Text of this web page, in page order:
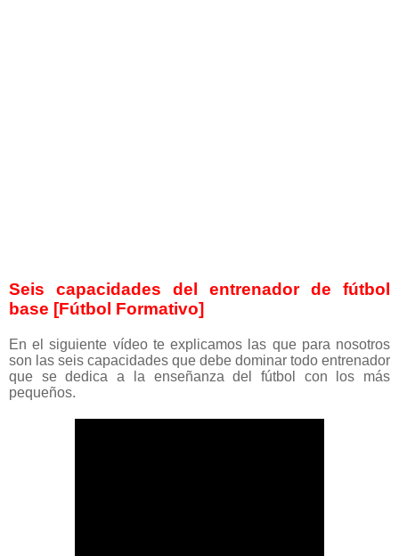
Seis capacidades del entrenador de fútbol
base [Fútbol Formativo]
En el siguiente vídeo te explicamos las que para nosotros
son las seis capacidades que debe dominar todo entrenador
que se dedica a la enseñanza del fútbol con los más
pequeños.